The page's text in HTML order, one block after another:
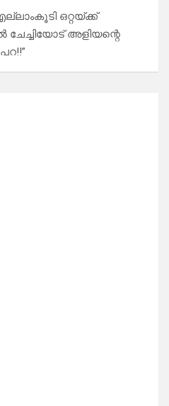
ഒറ്റയ്ക്ക്
ചേച്ചിയോട് അളിയന്റെ